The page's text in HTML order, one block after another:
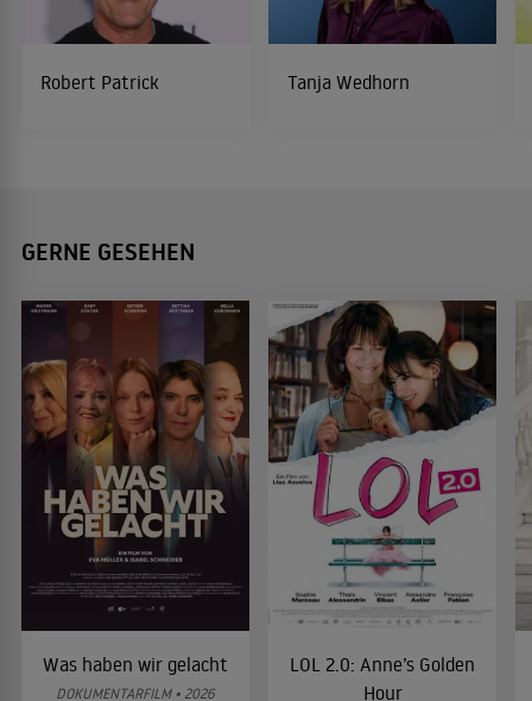
Robert Patrick Tanja Wedhorn
GERNE GESEHEN
Was haben wir gelacht
DOKUMENTARFILM • 2026
LOL 2.0: Anne’s Golden
Hour